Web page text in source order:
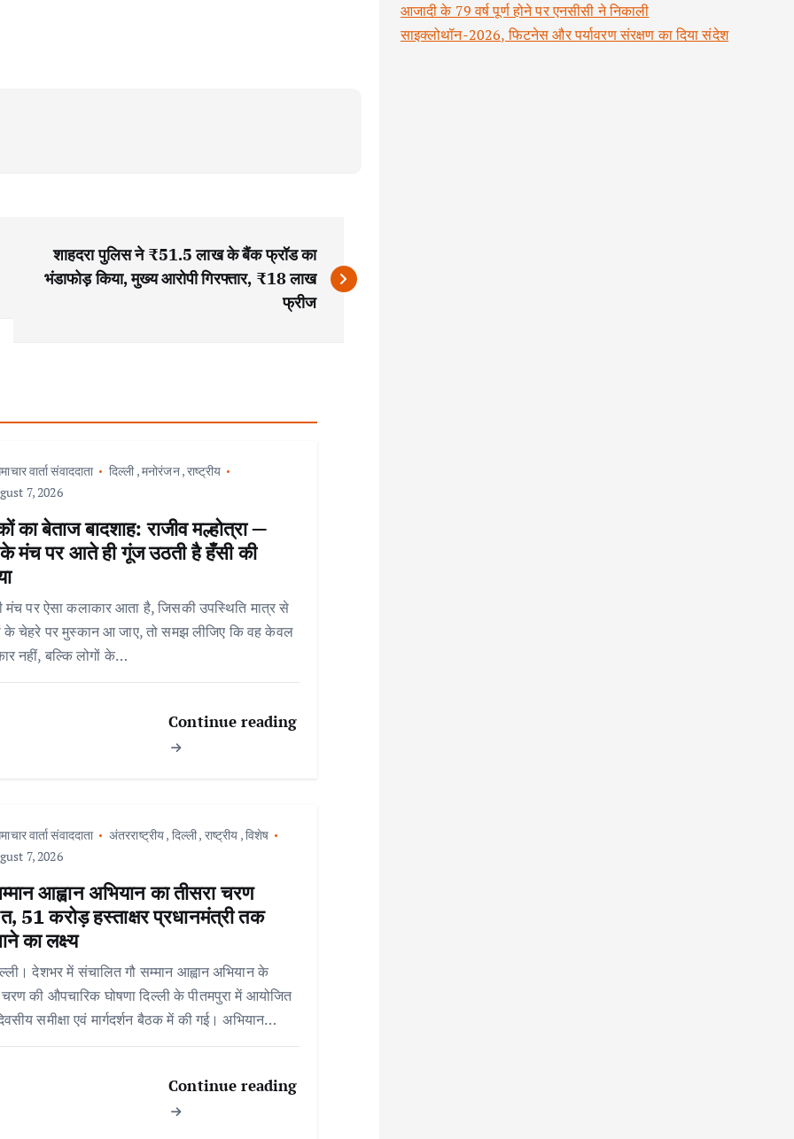
शाहदरा पुलिस ने ₹51.5 लाख के बैंक फ्रॉड का
भंडाफोड़ किया, मुख्य आरोपी गिरफ्तार, ₹18 लाख
फ्रीज
वार्ता संवाददाता दिल्ली,मनोरंजन,राष्ट्रीय
7, 2026
का बेताज बादशाह: राजीव मल्होत्रा —
मंच पर आते ही गूंज उठती है हँसी की
मंच पर ऐसा कलाकार आता है, जिसकी उपस्थिति मात्र से
के चेहरे पर मुस्कान आ जाए, तो समझ लीजिए कि वह केवल
नहीं, बल्कि लोगों के…
Continue reading
वार्ता संवाददाता अंतरराष्ट्रीय, दिल्ली, राष्ट्रीय ,विशेष
7, 2026
आह्वान अभियान का तीसरा चरण
51 करोड़ हस्ताक्षर प्रधानमंत्री तक
का लक्ष्य
देशभर में संचालित गौ सम्मान आह्वान अभियान के
की औपचारिक घोषणा दिल्ली के पीतमपुरा में आयोजित
समीक्षा एवं मार्गदर्शन बैठक में की गई। अभियान…
Continue reading
आजादी के 79 वर्ष पूर्ण होने पर एनसीसी ने निकाली
साइक्लोथॉन-2026, फिटनेस और पर्यावरण संरक्षण का दिया संदेश